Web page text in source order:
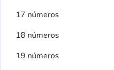
17 números
18 números
19 números